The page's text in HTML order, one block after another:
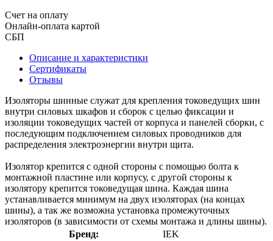
Счет на оплату
Онлайн-оплата картой
СБП
Описание и характеристики
Сертификаты
Отзывы
Изоляторы шинные служат для крепления токоведущих шин
внутри силовых шкафов и сборок с целью фиксации и
изоляции токоведущих частей от корпуса и панелей сборки, с
последующим подключением силовых проводников для
распределения электроэнергии внутри щита.
Изолятор крепится с одной стороны с помощью болта к
монтажной пластине или корпусу, с другой стороны к
изолятору крепится токоведущая шина. Каждая шина
устанавливается минимум на двух изоляторах (на концах
шины), а так же возможна установка промежуточных
изоляторов (в зависимости от схемы монтажа и длины шины).
Бренд:
IEK